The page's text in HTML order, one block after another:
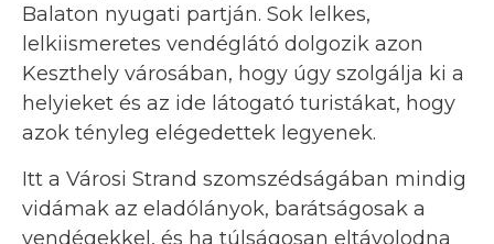
Balaton nyugati partján. Sok lelkes,
lelkiismeretes vendéglátó dolgozik azon
Keszthely városában, hogy úgy szolgálja ki a
helyieket és az ide látogató turistákat, hogy
azok tényleg elégedettek legyenek.
Itt a Városi Strand szomszédságában mindig
vidámak az eladólányok, barátságosak a
vendégekkel, és ha túlságosan eltávolodna